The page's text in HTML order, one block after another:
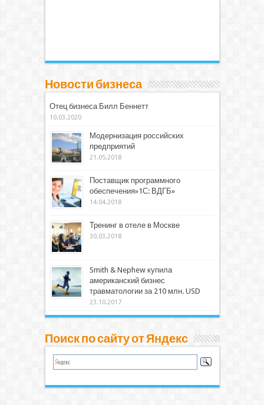
Новости бизнеса
Отец бизнеса Билл Беннетт
10.03.2020
Модернизация российских
предприятий
21.05.2018
Поставщик программного
обеспечения»1С: ВДГБ»
14.04.2018
Тренинг в отеле в Москве
30.03.2018
Smith & Nephew купила
американский бизнес
травматологии за 210 млн. USD
23.10.2017
Поиск по сайту от Яндекс